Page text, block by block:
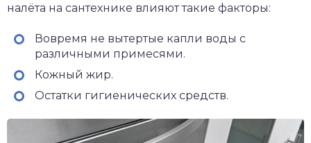
налёта на сантехнике влияют такие факторы:
Вовремя не вытертые капли воды с
различными примесями.
Кожный жир.
Остатки гигиенических средств.